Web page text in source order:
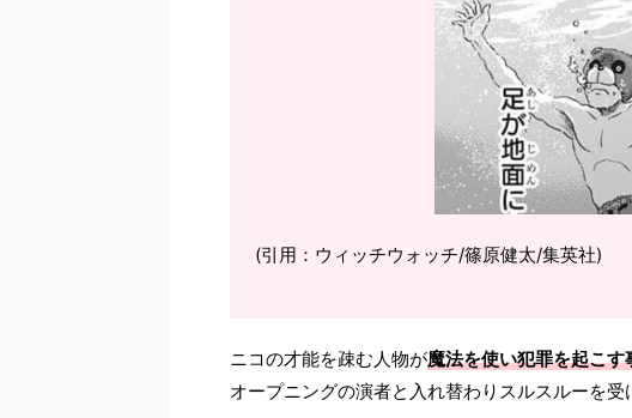
(引用：ウィッチウォッチ/篠原健太/集英社)
ニコの才能を疎む人物が魔法を使い犯罪を起こ
オープニングの演者と入れ替わりスルスルーを受